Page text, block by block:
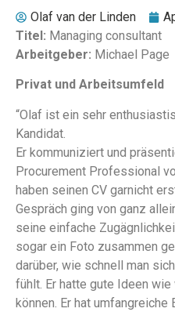
Olaf van der Linden
Titel: Managing consultant
Arbeitgeber: Michael Page
Privat und Arbeitsumfeld
“Olaf ist ein sehr
Kandidat.
Er kommuniziert und
Procurement Professional
haben seinen CV garnicht
Gespräch ging von ganz
seine einfache
sogar ein Foto zusammen
darüber, wie schnell man
fühlt. Er hatte gute Ideen
können. Er hat umfangreiche